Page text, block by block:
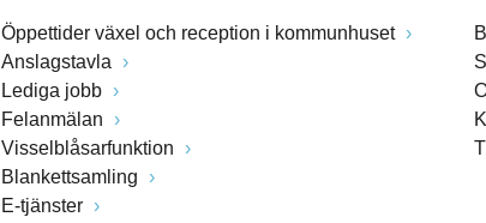
Öppettider växel och reception i kommunhuset
Anslagstavla
Lediga jobb
Felanmälan
Visselblåsarfunktion
Blankettsamling
E-tjänster